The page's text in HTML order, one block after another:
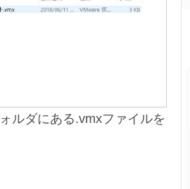
ルダにある.vmxファイルを